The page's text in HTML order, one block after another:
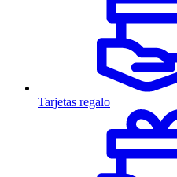
Tarjetas regalo